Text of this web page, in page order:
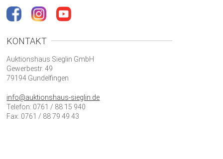
KONTAKT
Auktionshaus Sieglin GmbH
Gewerbestr. 49
79194 Gundelfingen
info@auktionshaus-sieglin.de
Telefon: 0761 / 88 15 940
Fax: 0761 / 88 79 49 43